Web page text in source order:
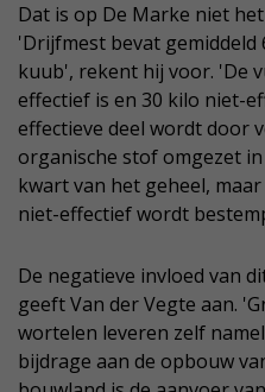
Dat is op De Marke niet
'Drijfmest bevat
kuub', rekent hij voor. 'De
effectief is en 30 kilo niet-
effectieve deel wordt door
organische stof omgezet
kwart van het geheel,
niet-effectief wordt
De negatieve invloed van
geeft Van der Vegte aan.
wortelen leveren zelf
bijdrage aan de opbouw